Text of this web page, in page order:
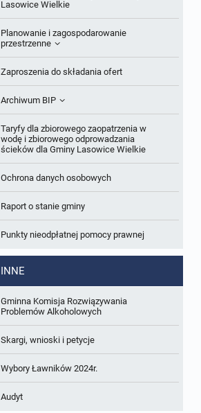
Roczne sprawozdania z gospodarki
Analiza stanu gospodarki odpadami
Okresowa ocena jakości wody
Sprawozdanie okresowe z realizacji
Odpowiedzi na zapytania
Informacja z otwarcia ofert
Informacje o wyborze ofert
Lasowice Wielkie
Planowanie i zagospodarowanie
przestrzenne
Studium uwarunkowań i kierunków
W trakcie opracowania
Obowiązujące
W trakcie opracowania
Plan ogólny gminy
Obowiązujący
W trakcie opracowania
Formularze dotyczące aktów planowania
Zbiory danych przestrzennych
Analizy zmian w zagospodarowaniu
Zaproszenia do składania ofert
Archiwum BIP
OGŁOSZENIA
Taryfy dla zbiorowego zaopatrzenia w
wodę i zbiorowego odprowadzania
ścieków dla Gminy Lasowice Wielkie
Ochrona danych osobowych
Raport o stanie gminy
Punkty nieodpłatnej pomocy prawnej
INNE
Gminna Komisja Rozwiązywania
Problemów Alkoholowych
Skargi, wnioski i petycje
Wybory Ławników 2024r.
Audyt